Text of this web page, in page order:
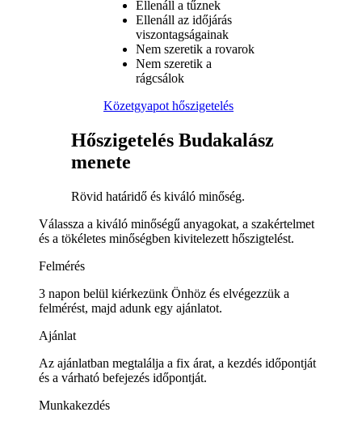
Ellenáll a tűznek
Ellenáll az időjárás
viszontagságainak
Nem szeretik a rovarok
Nem szeretik a
rágcsálok
Közetgyapot hőszigetelés
Hőszigetelés Budakalász
menete
Rövid határidő és kiváló minőség.
Válassza a kiváló minőségű anyagokat, a szakértelmet
és a tökéletes minőségben kivitelezett hőszigtelést.
Felmérés
3 napon belül kiérkezünk Önhöz és elvégezzük a
felmérést, majd adunk egy ajánlatot.
Ajánlat
Az ajánlatban megtalálja a fix árat, a kezdés időpontját
és a várható befejezés időpontját.
Munkakezdés